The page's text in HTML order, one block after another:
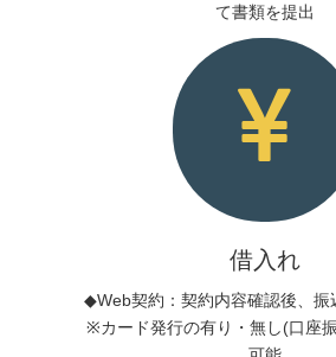
て書類を提出
借入れ
◆Web契約：契約内容確認後、振
※カード発行の有り・無し(口座